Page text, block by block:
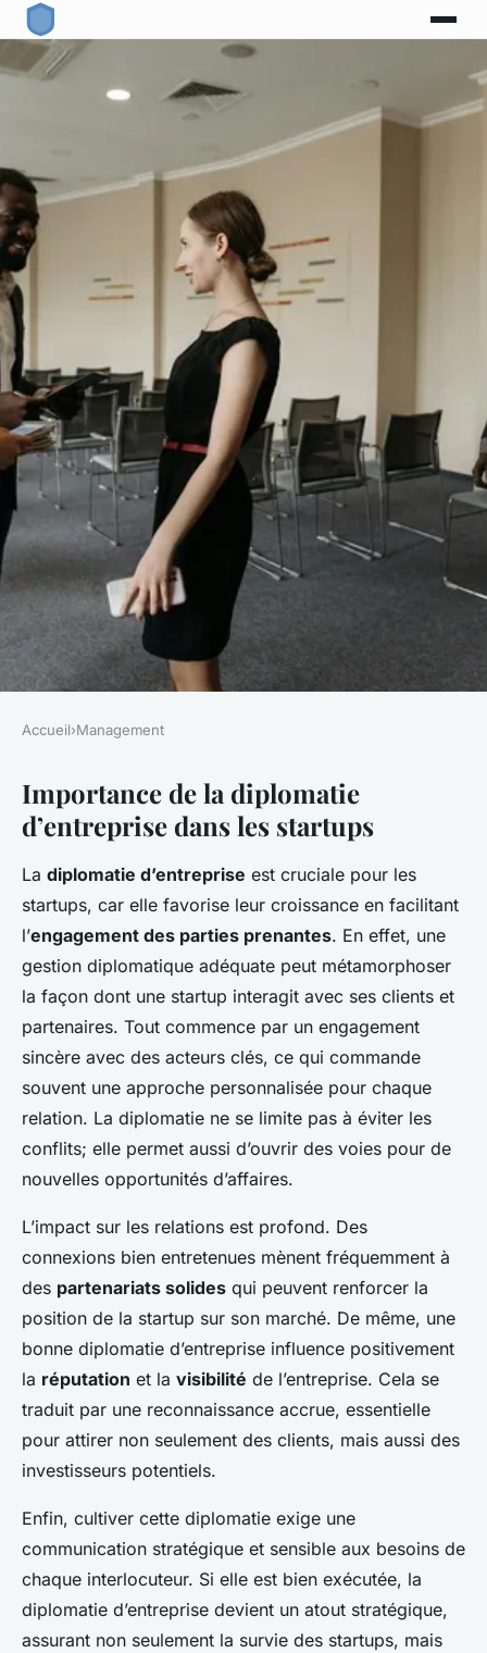
MANAGEMENT
La diplomatie d'entreprise
dans les startups
Ethan•1 février 2025•5 min de lecture
Accueil›Management
Importance de la diplomatie
d’entreprise dans les startups
La diplomatie d’entreprise est cruciale pour les
startups, car elle favorise leur croissance en facilitant
l’engagement des parties prenantes. En effet, une
gestion diplomatique adéquate peut métamorphoser
la façon dont une startup interagit avec ses clients et
partenaires. Tout commence par un engagement
sincère avec des acteurs clés, ce qui commande
souvent une approche personnalisée pour chaque
relation. La diplomatie ne se limite pas à éviter les
conflits; elle permet aussi d’ouvrir des voies pour de
nouvelles opportunités d’affaires.
L’impact sur les relations est profond. Des
connexions bien entretenues mènent fréquemment à
des partenariats solides qui peuvent renforcer la
position de la startup sur son marché. De même, une
bonne diplomatie d’entreprise influence positivement
la réputation et la visibilité de l’entreprise. Cela se
traduit par une reconnaissance accrue, essentielle
pour attirer non seulement des clients, mais aussi des
investisseurs potentiels.
Enfin, cultiver cette diplomatie exige une
communication stratégique et sensible aux besoins de
chaque interlocuteur. Si elle est bien exécutée, la
diplomatie d’entreprise devient un atout stratégique,
assurant non seulement la survie des startups, mais